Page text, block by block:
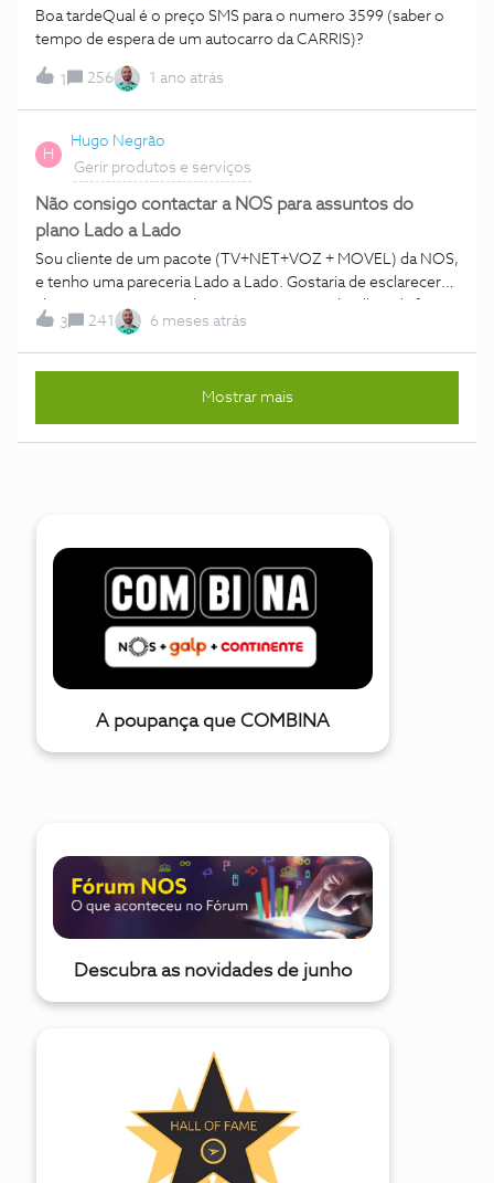
Boa tardeQual é o preço SMS para o numero 3599 (saber o
tempo de espera de um autocarro da CARRIS)?
1 256 1 ano atrás
H
Hugo Negrão
Gerir produtos e serviços
Não consigo contactar a NOS para assuntos do
plano Lado a Lado
Sou cliente de um pacote (TV+NET+VOZ + MOVEL) da NOS,
e tenho uma pareceria Lado a Lado. Gostaria de esclarecer
alguns pormenores sobre o meu pacote e detalhes da fatura
e não consigo que me dêem informações nenhumas através
dos números de atendimento geral. Já fui também a uma
loja, e não me conseguiram aceder à informação que
necessito. Através do número de atendimento geral deram-
me uns links para aceder que não funcionam. Também já
tentei contactar pelo número e email que me forneceram
de máxima urgência!
3 241 6 meses atrás
Mostrar mais
A poupança que COMBINA
Descubra as novidades de junho